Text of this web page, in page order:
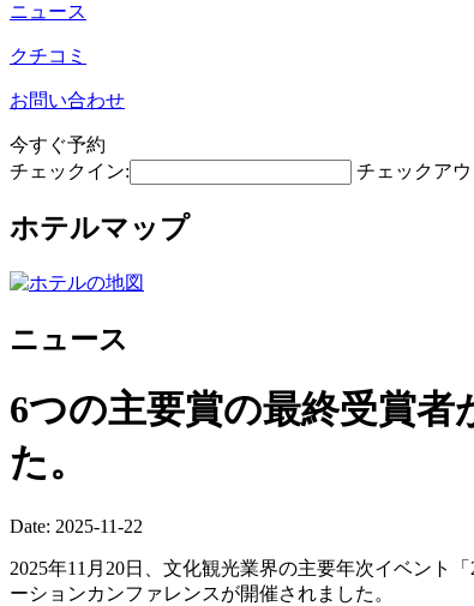
ニュース
クチコミ
お問い合わせ
今すぐ予約
チェックイン:
チェックアウ
ホテルマップ
ニュース
6つの主要賞の最終受賞
た。
Date: 2025-11-22
2025年11月20日、文化観光業界の主要年次イベント
ーションカンファレンスが開催されました。